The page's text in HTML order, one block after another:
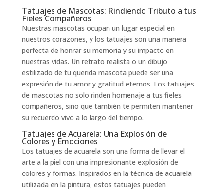
Tatuajes de Mascotas: Rindiendo Tributo a tus
Fieles Compañeros
Nuestras mascotas ocupan un lugar especial en
nuestros corazones, y los tatuajes son una manera
perfecta de honrar su memoria y su impacto en
nuestras vidas. Un retrato realista o un dibujo
estilizado de tu querida mascota puede ser una
expresión de tu amor y gratitud eternos. Los tatuajes
de mascotas no solo rinden homenaje a tus fieles
compañeros, sino que también te permiten mantener
su recuerdo vivo a lo largo del tiempo.
Tatuajes de Acuarela: Una Explosión de
Colores y Emociones
Los tatuajes de acuarela son una forma de llevar el
arte a la piel con una impresionante explosión de
colores y formas. Inspirados en la técnica de acuarela
utilizada en la pintura, estos tatuajes pueden